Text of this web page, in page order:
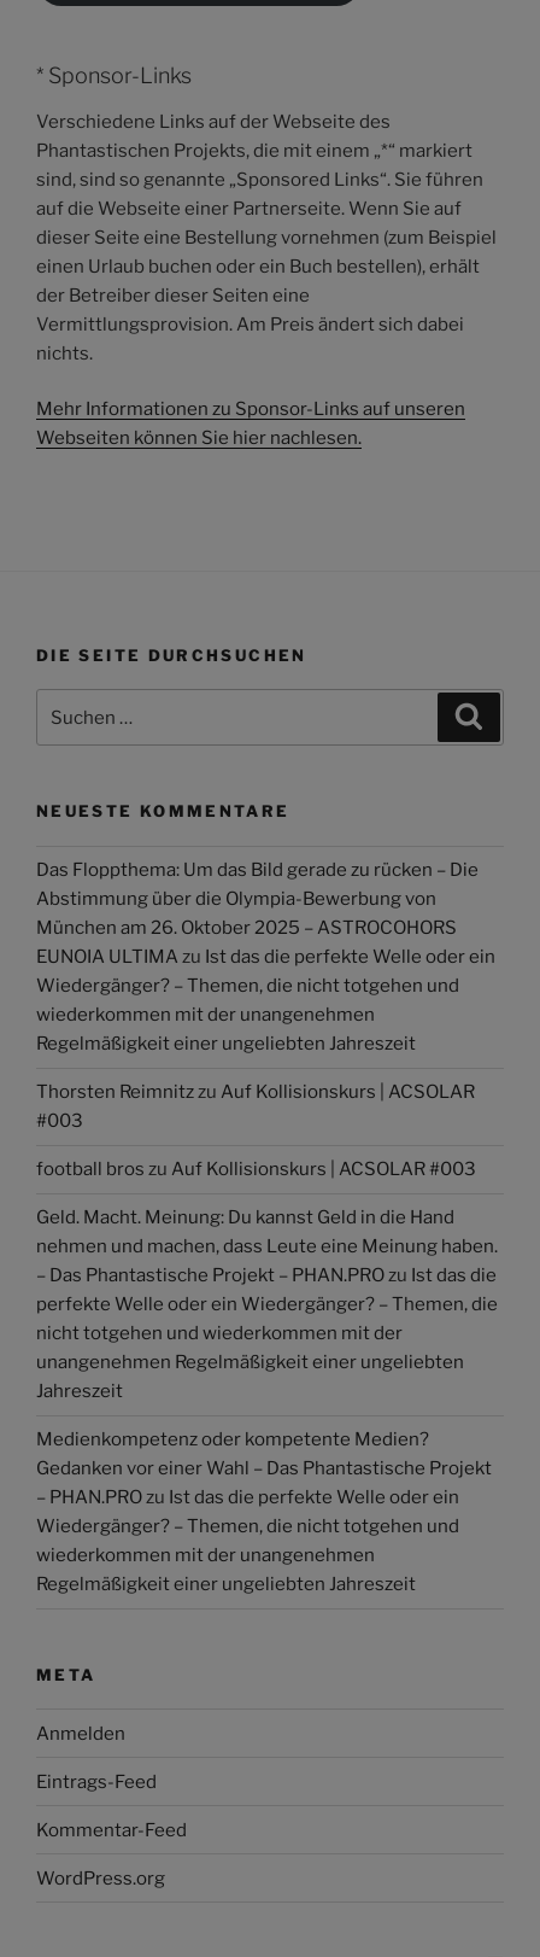
* Sponsor-Links
Verschiedene Links auf der Webseite des
Phantastischen Projekts, die mit einem „*“ markiert
sind, sind so genannte „Sponsored Links“. Sie führen
auf die Webseite einer Partnerseite. Wenn Sie auf
dieser Seite eine Bestellung vornehmen (zum Beispiel
einen Urlaub buchen oder ein Buch bestellen), erhält
der Betreiber dieser Seiten eine
Vermittlungsprovision. Am Preis ändert sich dabei
nichts.
Mehr Informationen zu Sponsor-Links auf unseren
Webseiten können Sie hier nachlesen.
DIE SEITE DURCHSUCHEN
nach:
NEUESTE KOMMENTARE
Das Floppthema: Um das Bild gerade zu rücken – Die
Abstimmung über die Olympia-Bewerbung von
München am 26. Oktober 2025 – ASTROCOHORS
EUNOIA ULTIMA zu Ist das die perfekte Welle oder ein
Wiedergänger? – Themen, die nicht totgehen und
wiederkommen mit der unangenehmen
Regelmäßigkeit einer ungeliebten Jahreszeit
Thorsten Reimnitzzu Auf Kollisionskurs | ACSOLAR
#003
football bros zu Auf Kollisionskurs | ACSOLAR #003
Geld. Macht. Meinung: Du kannst Geld in die Hand
nehmen und machen, dass Leute eine Meinung haben.
– Das Phantastische Projekt – PHAN.PROzu Ist das die
perfekte Welle oder ein Wiedergänger? – Themen, die
nicht totgehen und wiederkommen mit der
unangenehmen Regelmäßigkeit einer ungeliebten
Jahreszeit
Medienkompetenz oder kompetente Medien?
Gedanken vor einer Wahl – Das Phantastische Projekt
– PHAN.PROzu Ist das die perfekte Welle oder ein
Wiedergänger? – Themen, die nicht totgehen und
wiederkommen mit der unangenehmen
Regelmäßigkeit einer ungeliebten Jahreszeit
META
Anmelden
Eintrags-Feed
Kommentar-Feed
WordPress.org